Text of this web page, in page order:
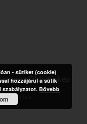
Oldaltérkép
- sütiket (cookie)
hozzájárul a sütik
szabályzatot.Bővebb